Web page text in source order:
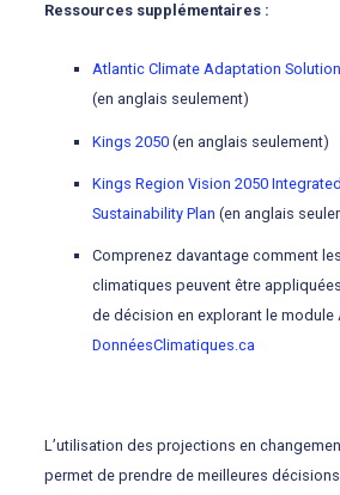
Ressources supplémentaires :
Atlantic Climate Adaptation
(en anglais seulement)
Kings 2050 (en anglais seulement)
Kings Region Vision 2050
Sustainability Plan (en anglais
Comprenez davantage comment
climatiques peuvent être
de décision en explorant le module
DonnéesClimatiques.ca
L’utilisation des projections en
permet de prendre de meilleures